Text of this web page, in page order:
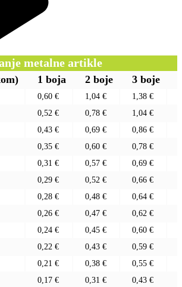
metalne artikle
1 boja 2 boje 3 boje
0,60 € 1,04 € 1,38 €
0,52 € 0,78 € 1,04 €
0,43 € 0,69 € 0,86 €
0,35 € 0,60 € 0,78 €
0,31 € 0,57 € 0,69 €
0,29 € 0,52 € 0,66 €
0,28 € 0,48 € 0,64 €
0,26 € 0,47 € 0,62 €
0,24 € 0,45 € 0,60 €
0,22 € 0,43 € 0,59 €
0,21 € 0,38 € 0,55 €
0,17 € 0,31 € 0,43 €